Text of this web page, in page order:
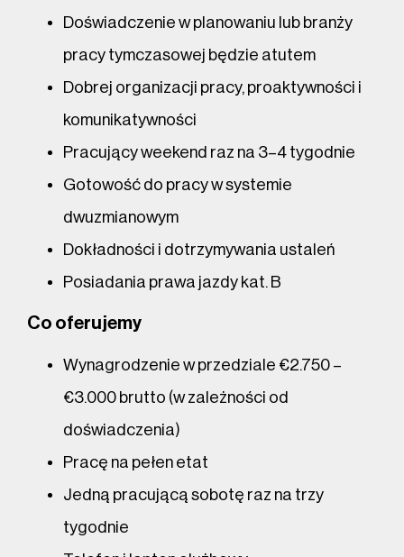
Doświadczenie w planowaniu lub branży
pracy tymczasowej będzie atutem
Dobrej organizacji pracy, proaktywności i
komunikatywności
Pracujący weekend raz na 3–4 tygodnie
Gotowość do pracy w systemie
dwuzmianowym
Dokładności i dotrzymywania ustaleń
Posiadania prawa jazdy kat. B
Co oferujemy
Wynagrodzenie w przedziale €2.750 –
€3.000 brutto (w zależności od
doświadczenia)
Pracę na pełen etat
Jedną pracującą sobotę raz na trzy
tygodnie